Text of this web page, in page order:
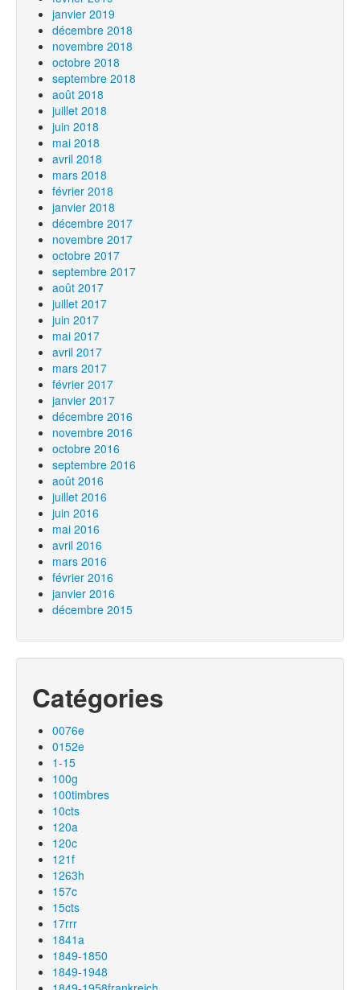
janvier 2019
décembre 2018
novembre 2018
octobre 2018
septembre 2018
août 2018
juillet 2018
juin 2018
mai 2018
avril 2018
mars 2018
février 2018
janvier 2018
décembre 2017
novembre 2017
octobre 2017
septembre 2017
août 2017
juillet 2017
juin 2017
mai 2017
avril 2017
mars 2017
février 2017
janvier 2017
décembre 2016
novembre 2016
octobre 2016
septembre 2016
août 2016
juillet 2016
juin 2016
mai 2016
avril 2016
mars 2016
février 2016
janvier 2016
décembre 2015
Catégories
0076e
0152e
1-15
100g
100timbres
10cts
120a
120c
121f
1263h
157c
15cts
17rrr
1841a
1849-1850
1849-1948